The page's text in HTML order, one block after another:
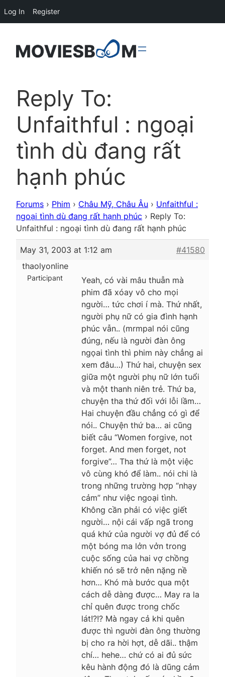
Reply To:
Unfaithful : ngoại
tình dù đang rất
hạnh phúc
Forums › Phim › Châu Mỹ, Châu Âu › Unfaithful :
ngoại tình dù đang rất hạnh phúc › Reply To:
Unfaithful : ngoại tình dù đang rất hạnh phúc
May 31, 2003 at 1:12 am
#41580
thaolyonline
Participant
Yeah, có vài mâu thuẫn mà
phim đã xóay vô cho mọi
người… tức chơi í mà. Thứ nhất,
người phụ nữ có gia đình hạnh
phúc vẫn.. (mrmpal nói cũng
đúng, nếu là người đàn ông
ngọai tình thì phim này chẳng ai
xem đâu…) Thứ hai, chuyện sex
giữa một người phụ nữ lớn tuổi
và một thanh niên trẻ. Thứ ba,
chuyện tha thứ đối với lỗi lầm…
Hai chuyện đầu chẳng có gì để
nói.. Chuyện thứ ba… ai cũng
biết câu “Women forgive, not
forget. And men forget, not
forgive”… Tha thứ là một việc
vô cùng khó để làm.. nói chi là
trong những trường hợp “nhạy
cảm” như việc ngoại tình.
Không cần phải có việc giết
người… nội cái vấp ngã trong
quá khứ của người vợ đủ để có
một bóng ma lởn vởn trong
cuộc sống của hai vợ chồng
khiến nó sẽ trở nên nặng nề
hơn… Khó mà bước qua một
cách dễ dàng được… May ra la
chỉ quên được trong chốc
lát!?!? Mà ngay cả khi quên
được thì người đàn ông thường
bị cho ra hời hợt, dễ dãi.. thậm
chí… hehe… chứ có ai đủ sức
kêu hành động đó là dũng cảm
Log In Register